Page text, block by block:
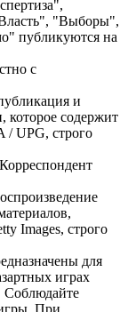
"Выборы",
публикуются на
с
и
которое содержит
/ UPG, строго
Images, строго
для
играх
Соблюдайте
При